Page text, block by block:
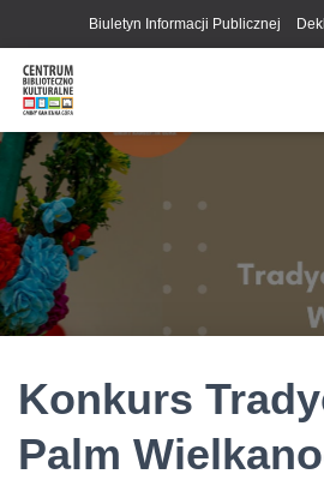
Biuletyn Informacji Publicznej
Konkurs
Palm